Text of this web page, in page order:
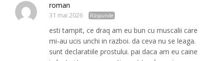
roman
31 mai 2026 Răspunde
esti tampit, ce draq am eu bun cu muscalii care
mi-au ucis unchi in razboi. da ceva nu se leaga.
sunt declaratiile prostului. pai daca am eu caine